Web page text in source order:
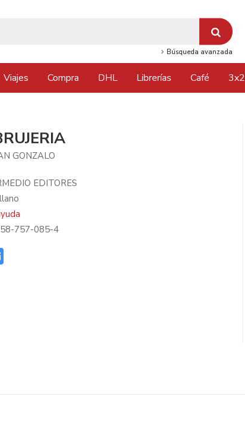
Búsqueda avanzada
Viajes Compra DHL Librerías Café 3x2
GONZALO
EDITORES
757-085-4